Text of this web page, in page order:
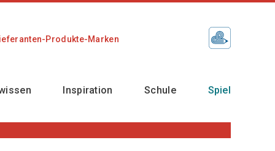
Produkte-Marken
Inspiration Schule Spiel